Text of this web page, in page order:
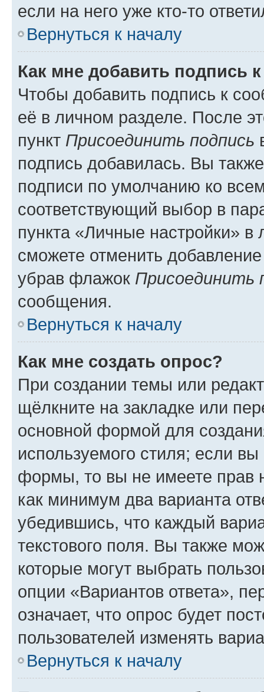
если на него уже кто-то
Вернуться к началу
Как мне добавить подпись
Чтобы добавить подпись к
её в личном разделе. После
пункт Присоединить подпись
подпись добавилась. Вы
подписи по умолчанию ко
соответствующий выбор в
пункта «Личные настройки»
сможете отменить
убрав флажок Присоединить
сообщения.
Вернуться к началу
Как мне создать опрос?
При создании темы или
щёлкните на закладке или
основной формой для
используемого стиля; если
формы, то вы не имеете прав
как минимум два варианта
убедившись, что каждый
текстового поля. Вы также
которые могут выбрать
опции «Вариантов ответа»,
означает, что опрос будет
пользователей изменять
Вернуться к началу